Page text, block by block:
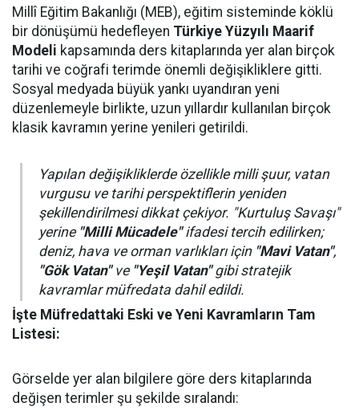
Millî Eğitim Bakanlığı (MEB), eğitim sisteminde köklü
bir dönüşümü hedefleyen Türkiye Yüzyılı Maarif
Modeli kapsamında ders kitaplarında yer alan birçok
tarihi ve coğrafi terimde önemli değişikliklere gitti.
Sosyal medyada büyük yankı uyandıran yeni
düzenlemeyle birlikte, uzun yıllardır kullanılan birçok
klasik kavramın yerine yenileri getirildi.
Yapılan değişikliklerde özellikle milli şuur, vatan
vurgusu ve tarihi perspektiflerin yeniden
şekillendirilmesi dikkat çekiyor. "Kurtuluş Savaşı"
yerine "Milli Mücadele"ifadesi tercih edilirken;
deniz, hava ve orman varlıkları için "Mavi Vatan",
"Gök Vatan"ve "Yeşil Vatan"gibi stratejik
kavramlar müfredata dahil edildi.
İşte Müfredattaki Eski ve Yeni Kavramların Tam
Listesi:
Görselde yer alan bilgilere göre ders kitaplarında
değişen terimler şu şekilde sıralandı: